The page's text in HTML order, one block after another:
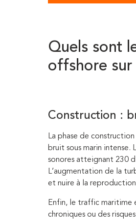
Quels sont
offshore
Construction :
La phase de
bruit sous marin intense.
sonores atteignant 230
L’augmentation de la
et nuire à la
Enfin, le traffic maritime
chroniques ou des